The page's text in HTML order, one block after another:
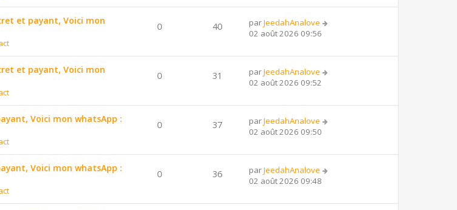
et payant, Voici mon
0 40 parJeedahAnalove
02 août 2026 09:56
et payant, Voici mon
0 31 parJeedahAnalove
02 août 2026 09:52
Voici mon whatsApp :
0 37 parJeedahAnalove
02 août 2026 09:50
Voici mon whatsApp :
0 36 parJeedahAnalove
02 août 2026 09:48